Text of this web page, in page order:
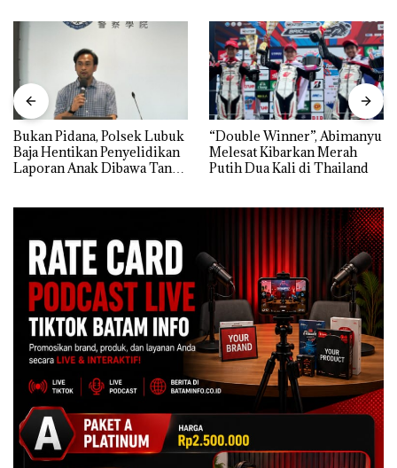
Bukan Pidana, Polsek Lubuk
Baja Hentikan Penyelidikan
Laporan Anak Dibawa Tanpa
“Double Winner”, Abimanyu
Melesat Kibarkan Merah
Putih Dua Kali di Thailand